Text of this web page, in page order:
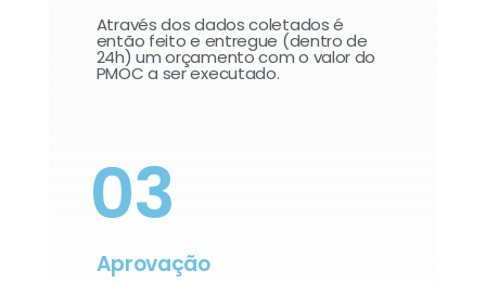
Através dos dados coletados é
então feito e entregue (dentro de
24h) um orçamento com o valor do
PMOC a ser executado.
03
Aprovação